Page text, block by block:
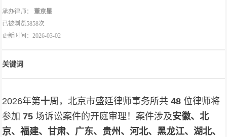
承办律师：
董京星
已被浏览5858次
更新时间：2026-03-02
关键词
2026年第十周，北京市盛廷律师事务所共48 位律师将
参加75场诉讼案件的开庭审理！案件涉及安徽、北
京、福建、甘肃、广东、贵州、河北、黑龙江、湖北、